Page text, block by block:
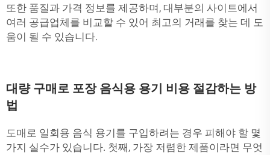
또한 품질과 가격 정보를 제공하며, 대부분의 사이트에서
여러 공급업체를 비교할 수 있어 최고의 거래를 찾는 데 도
움이 될 수 있습니다.
대량 구매로 포장 음식용 용기 비용 절감하는 방
법
도매로 일회용 음식 용기를 구입하려는 경우 피해야 할 몇
가지 실수가 있습니다. 첫째, 가장 저렴한 제품이라면 무엇